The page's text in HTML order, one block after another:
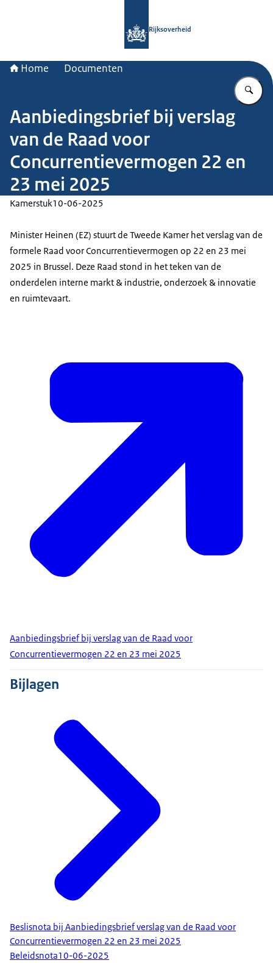
Rijksoverheid
Home Documenten
Aanbiedingsbrief bij verslag
van de Raad voor
Concurrentievermogen 22 en
23 mei 2025
Kamerstuk10-06-2025
Minister Heinen (EZ) stuurt de Tweede Kamer het verslag van de
formele Raad voor Concurrentievermogen op 22 en 23 mei
2025 in Brussel. Deze Raad stond in het teken van de
onderdelen interne markt & industrie, onderzoek & innovatie
en ruimtevaart.
Aanbiedingsbrief bij verslag van de Raad voor
Concurrentievermogen 22 en 23 mei 2025
Bijlagen
Beslisnota bij Aanbiedingsbrief verslag van de Raad voor
Concurrentievermogen 22 en 23 mei 2025
Beleidsnota10-06-2025